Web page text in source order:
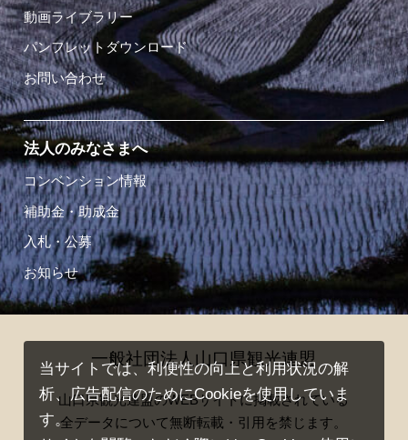
動画ライブラリー
パンフレットダウンロード
お問い合わせ
法人のみなさまへ
コンベンション情報
補助金・助成金
入札・公募
お知らせ
一般社団法人山口県観光連盟
山口県観光連盟のWEBサイトに掲載されている
全データについて無断転載・引用を禁じます。
当サイトでは、利便性の向上と利用状況の解
析、広告配信のためにCookieを使用していま
す。